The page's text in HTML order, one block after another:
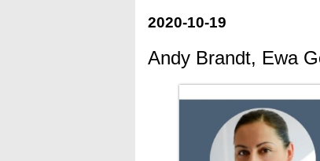
2020-10-19
Andy Brandt, Ewa